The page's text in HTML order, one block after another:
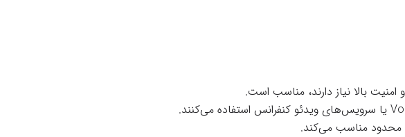
بالا نیاز دارند، مناسب است.
محدود مناسب می‌کند.